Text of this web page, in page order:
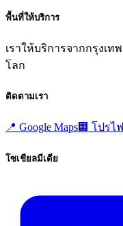
พื้นที่ให้บริการ
เราให้บริการจากกรุงเ
โลก
ติดตามเรา
📍 Google Maps🏢 โปรไ
โซเชียลมีเดีย